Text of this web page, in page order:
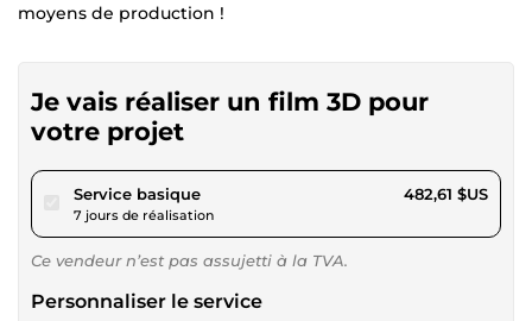
moyens de production !
Je vais réaliser un film 3D pour
votre projet
Service basiquepour 444,80 $US
7 jours de réalisation
482,61 $US
Ce vendeur n’est pas assujetti à la TVA.
Personnaliser le service